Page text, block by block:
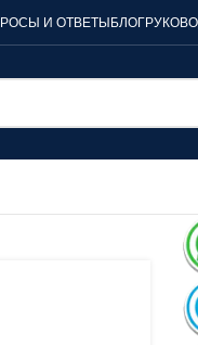
И ОТВЕТЫБЛОГ